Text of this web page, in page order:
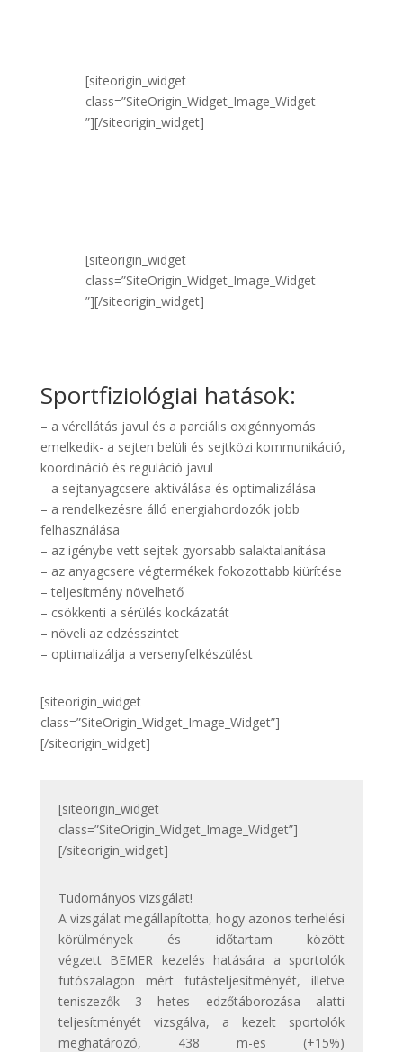
[siteorigin_widget
class=”SiteOrigin_Widget_Image_Widget
”][/siteorigin_widget]
[siteorigin_widget
class=”SiteOrigin_Widget_Image_Widget
”][/siteorigin_widget]
Sportfiziológiai hatások:
– a vérellátás javul és a parciális oxigénnyomás
emelkedik- a sejten belüli és sejtközi kommunikáció,
koordináció és reguláció javul
– a sejtanyagcsere aktiválása és optimalizálása
– a rendelkezésre álló energiahordozók jobb
felhasználása
– az igénybe vett sejtek gyorsabb salaktalanítása
– az anyagcsere végtermékek fokozottabb kiürítése
– teljesítmény növelhető
– csökkenti a sérülés kockázatát
– növeli az edzésszintet
– optimalizálja a versenyfelkészülést
[siteorigin_widget
class=”SiteOrigin_Widget_Image_Widget”]
[/siteorigin_widget]
[siteorigin_widget
class=”SiteOrigin_Widget_Image_Widget”]
[/siteorigin_widget]
Tudományos vizsgálat!
A vizsgálat megállapította, hogy azonos terhelési
körülmények és időtartam között
végzett BEMER kezelés hatására a sportolók
futószalagon mért futásteljesítményét, illetve
teniszezők 3 hetes edzőtáborozása alatti
teljesítményét vizsgálva, a kezelt sportolók
meghatározó, 438 m-es (+15%)